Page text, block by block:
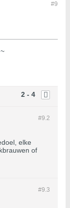
#9
~
2 - 4
#9.2
elke
of
#9.3